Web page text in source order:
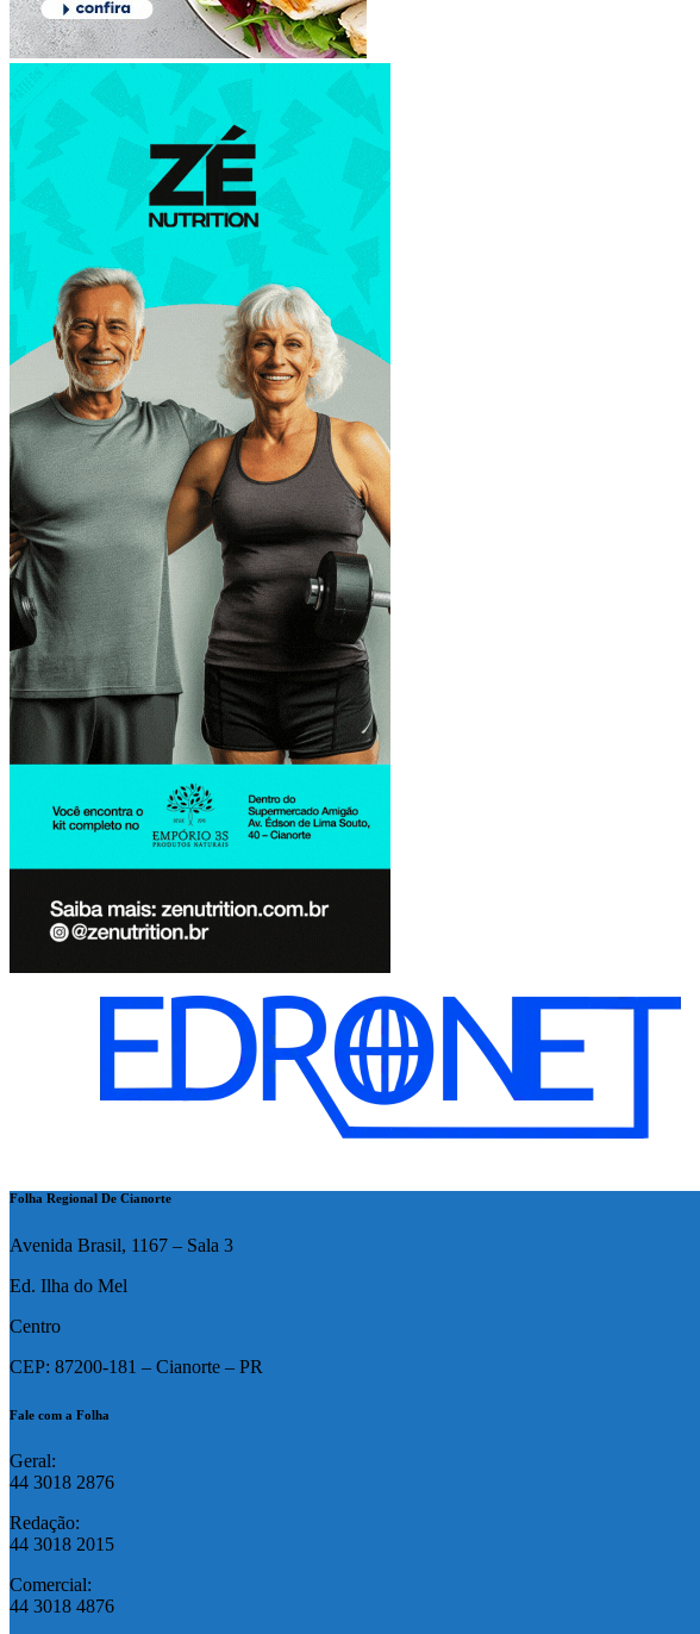
Folha Regional De Cianorte
Avenida Brasil, 1167 – Sala 3
Ed. Ilha do Mel
Centro
CEP: 87200-181 – Cianorte – PR
Fale com a Folha
Geral:
44 3018 2876
Redação:
44 3018 2015
Comercial:
44 3018 4876